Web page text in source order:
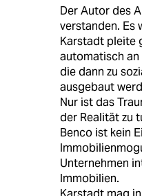
Der Autor des
verstanden. Es
Karstadt pleite
automatisch an
die dann zu
ausgebaut
Nur ist das
der Realität zu
Benco ist kein
Unternehmen
Immobilien.